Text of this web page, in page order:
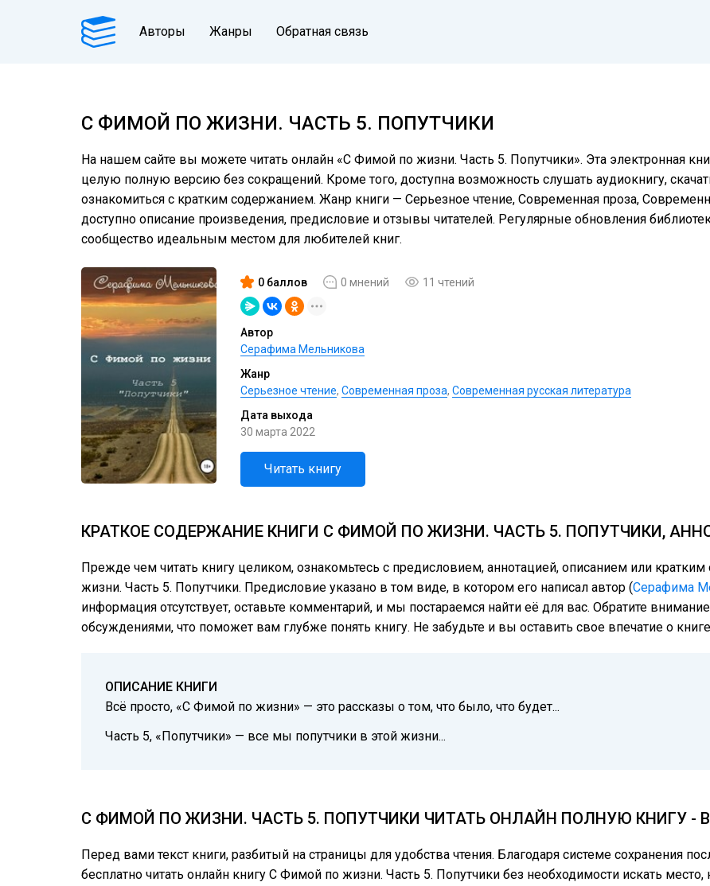
Авторы Жанры Обратная связь
С ФИМОЙ ПО ЖИЗНИ. ЧАСТЬ 5. ПОПУТЧИКИ
На нашем сайте вы можете читать онлайн «С Фимой по жизни. Часть 5. Попутчики». Эта электронная
целую полную версию без сокращений. Кроме того, доступна возможность слушать аудиокнигу,
ознакомиться с кратким содержанием. Жанр книги — Серьезное чтение, Современная проза,
доступно описание произведения, предисловие и отзывы читателей. Регулярные обновления
сообщество идеальным местом для любителей книг.
0 баллов 0 мнений 11 чтений
Автор
Серафима Мельникова
Жанр
Серьезное чтение, Современная проза, Современная русская литература
Дата выхода
30 марта 2022
Читать книгу
КРАТКОЕ СОДЕРЖАНИЕ КНИГИ С ФИМОЙ ПО ЖИЗНИ. ЧАСТЬ 5. ПОПУТЧИКИ,
Прежде чем читать книгу целиком, ознакомьтесь с предисловием, аннотацией, описанием или
жизни. Часть 5. Попутчики. Предисловие указано в том виде, в котором его написал автор (Серафима
информация отсутствует, оставьте комментарий, и мы постараемся найти её для вас. Обратите
обсуждениями, что поможет вам глубже понять книгу. Не забудьте и вы оставить свое впечатие о
ОПИСАНИЕ КНИГИ
Всё просто, «С Фимой по жизни» — это рассказы о том, что было, что будет...
Часть 5, «Попутчики» — все мы попутчики в этой жизни...
С ФИМОЙ ПО ЖИЗНИ. ЧАСТЬ 5. ПОПУТЧИКИ ЧИТАТЬ ОНЛАЙН ПОЛНУЮ КНИГУ -
Перед вами текст книги, разбитый на страницы для удобства чтения. Благодаря системе сохранения
бесплатно читать онлайн книгу С Фимой по жизни. Часть 5. Попутчики без необходимости искать